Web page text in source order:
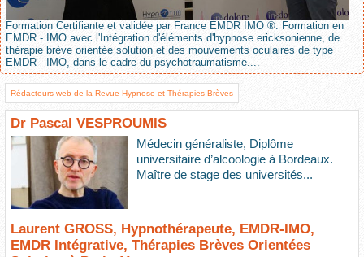
Formation Certifiante et validée par France EMDR IMO ®. Formation en
EMDR - IMO avec l'Intégration d'éléments d'hypnose ericksonienne, de
thérapie brève orientée solution et des mouvements oculaires de type
EMDR - IMO, dans le cadre du psychotraumatisme....
Rédacteurs web de la Revue Hypnose et Thérapies Brèves
Dr Pascal VESPROUMIS
Médecin généraliste, Diplôme
universitaire d’alcoologie à Bordeaux.
Maître de stage des universités...
Laurent GROSS, Hypnothérapeute, EMDR-IMO,
EMDR Intégrative, Thérapies Brèves Orientées